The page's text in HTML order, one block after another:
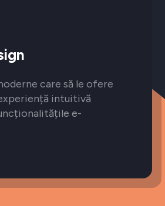
care să le ofere
intuitivă
e-